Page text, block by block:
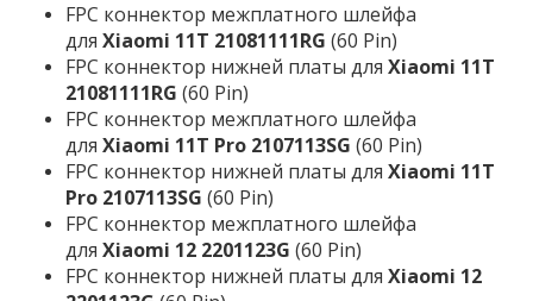
FPC коннектор межплатного шлейфа
для Xiaomi 11T 21081111RG (60 Pin)
FPC коннектор нижней платы для Xiaomi 11T
21081111RG (60 Pin)
FPC коннектор межплатного шлейфа
для Xiaomi 11T Pro 2107113SG (60 Pin)
FPC коннектор нижней платы для Xiaomi 11T
Pro 2107113SG (60 Pin)
FPC коннектор межплатного шлейфа
для Xiaomi 12 2201123G (60 Pin)
FPC коннектор нижней платы для Xiaomi 12